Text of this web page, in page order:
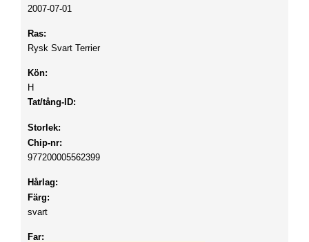
2007-07-01
Ras:
Rysk Svart Terrier
Kön:
H
Tat/tång-ID:
Storlek:
Chip-nr:
977200005562399
Hårlag:
Färg:
svart
Far: